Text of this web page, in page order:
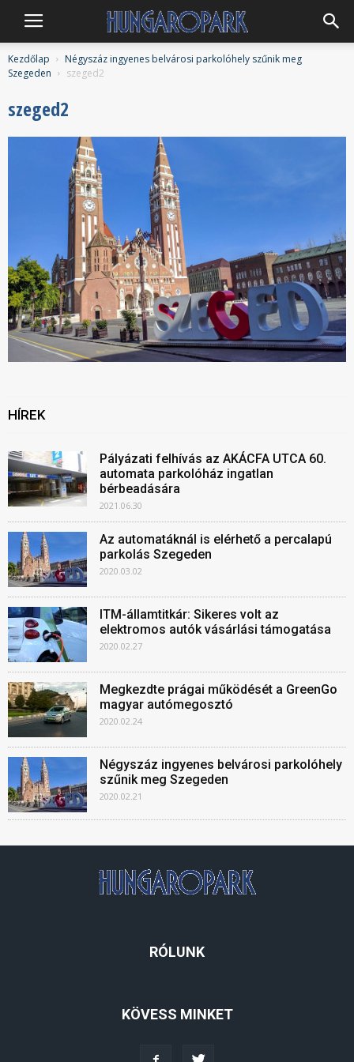
Hungaropark
Kezdőlap
Négyszáz ingyenes belvárosi parkolóhely szűnik meg
Szegeden
szeged2
szeged2
HÍREK
Pályázati felhívás az AKÁCFA UTCA 60.
automata parkolóház ingatlan
bérbeadására
2021.06.30
Az automatáknál is elérhető a percalapú
parkolás Szegeden
2020.03.02
ITM-államtitkár: Sikeres volt az
elektromos autók vásárlási támogatása
2020.02.27
Megkezdte prágai működését a GreenGo
magyar autómegosztó
2020.02.24
Négyszáz ingyenes belvárosi parkolóhely
szűnik meg Szegeden
2020.02.21
RÓLUNK
KÖVESS MINKET